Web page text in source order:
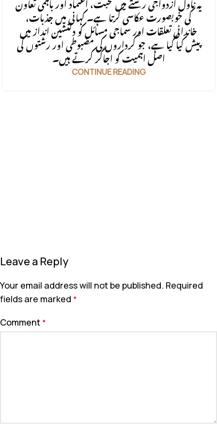
یہ ناول ازدواجی رشتے میں محبت، اعتماد اور باہمی تعاون
کی خوبصورت عکاسی کرتا ہے۔ کہانی میں جذبات،
خاندانی تعلقات اور سماجی مسائل کو دلنشین انداز میں
پیش کیا گیا ہے، جو کرداروں کی مضبوطی اور رشتوں کی
اصل اہمیت کو اجاگر کرتے ہیں۔
CONTINUE READING
Leave a Reply
Your email address will not be published. Required
fields are marked *
Comment *